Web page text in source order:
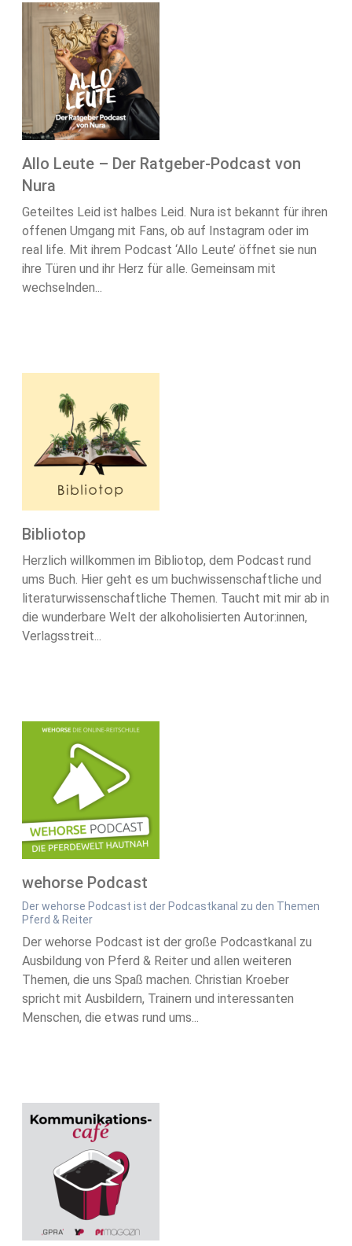
Allo Leute – Der Ratgeber-Podcast von
Nura
Geteiltes Leid ist halbes Leid. Nura ist bekannt für ihren
offenen Umgang mit Fans, ob auf Instagram oder im
real life. Mit ihrem Podcast ‘Allo Leute’ öffnet sie nun
ihre Türen und ihr Herz für alle. Gemeinsam mit
wechselnden...
Bibliotop
Herzlich willkommen im Bibliotop, dem Podcast rund
ums Buch. Hier geht es um buchwissenschaftliche und
literaturwissenschaftliche Themen. Taucht mit mir ab in
die wunderbare Welt der alkoholisierten Autor:innen,
Verlagsstreit...
wehorse Podcast
Der wehorse Podcast ist der Podcastkanal zu den Themen
Pferd & Reiter
Der wehorse Podcast ist der große Podcastkanal zu
Ausbildung von Pferd & Reiter und allen weiteren
Themen, die uns Spaß machen. Christian Kroeber
spricht mit Ausbildern, Trainern und interessanten
Menschen, die etwas rund ums...